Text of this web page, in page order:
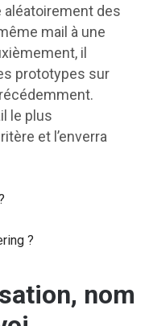
aléatoirement des
mail à une
il
prototypes sur
le plus
et l’enverra
?
nom